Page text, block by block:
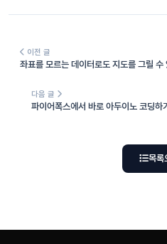
이전 글
좌표를 모르는 데이터로도 지도를 그릴
다음 글
파이어폭스에서 바로 아두이노 코딩
목록